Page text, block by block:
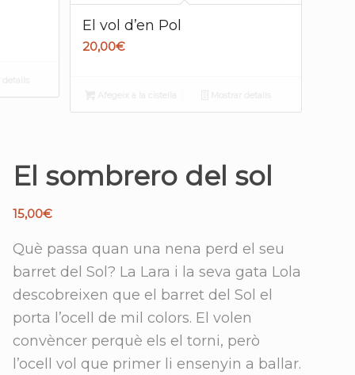
El vol d’en Pol
20,00€
El sombrero del sol
15,00€
Què passa quan una nena perd el seu
barret del Sol? La Lara i la seva gata Lola
descobreixen que el barret del Sol el
porta l’ocell de mil colors. El volen
convèncer perquè els el torni, però
l’ocell vol que primer li ensenyin a ballar.